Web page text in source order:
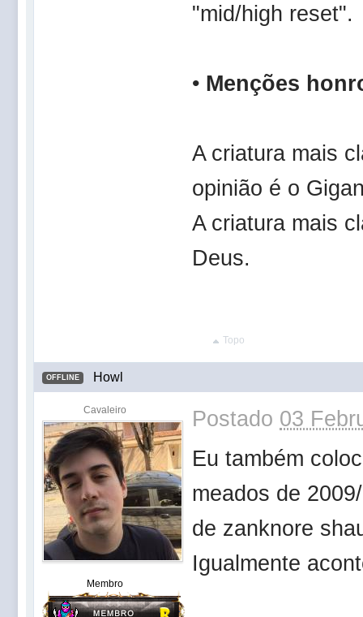
"mid/high reset".
• Menções
A criatura mais
opinião é o
A criatura mais
Deus.
Topo
OFFLINE Howl
Cavaleiro
Membro
Postado 03
Eu também
meados de
de zanknore
Igualmente